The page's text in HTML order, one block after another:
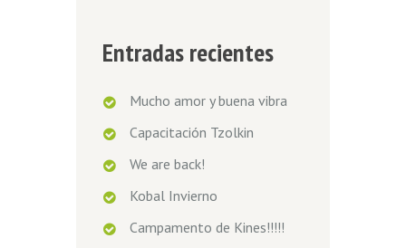
Entradas recientes
Mucho amor y buena vibra
Capacitación Tzolkin
We are back!
Kobal Invierno
Campamento de Kines!!!!!